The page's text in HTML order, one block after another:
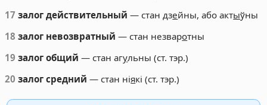
17 залог действительный — стан дзейны, або актыўны
18 залог невозвратный — стан незваротны
19 залог общий — стан агульны (ст. тэр.)
20 залог средний — стан ніякі (ст. тэр.)